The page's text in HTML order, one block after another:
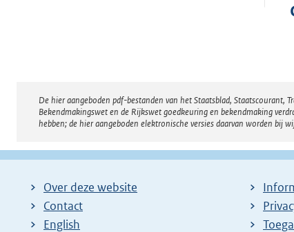
Disclaimer
De hier aangeboden pdf-bestanden van het Staatsblad, Staatscourant,
Bekendmakingswet en de Rijkswet goedkeuring en bekendmaking
hebben; de hier aangeboden elektronische versies daarvan worden bij
Over deze website
Contact
English